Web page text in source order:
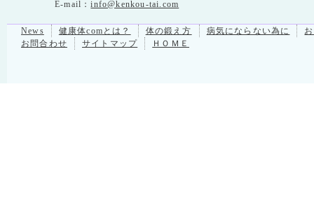
E-mail：info@kenkou-tai.com
News 健康体comとは？ 体の鍛え方 病気にならない為に
お問合わせ
サイトマップ ＨＯＭＥ